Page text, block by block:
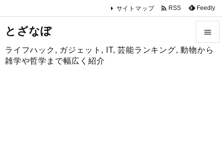
とざなぼ
ライフハック, ガジェット, IT, 芸能ランキング, 動物から
雑学や哲学まで幅広く紹介


サイトマップ  RSS Feedly